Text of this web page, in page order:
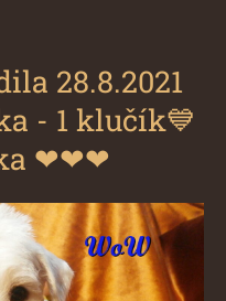
28.8.2021
- 1 klučík💙
❤❤❤